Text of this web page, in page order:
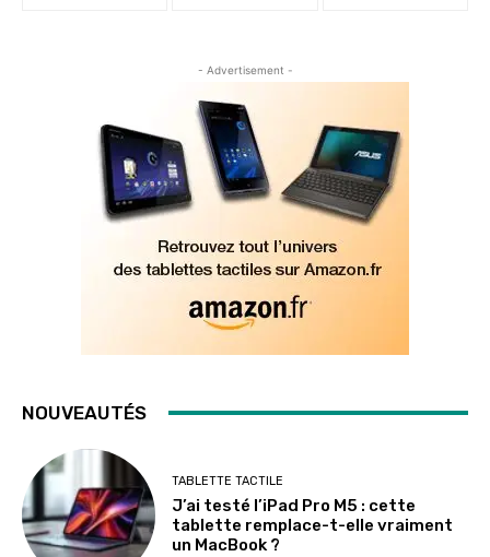
- Advertisement -
NOUVEAUTÉS
TABLETTE TACTILE
J’ai testé l’iPad Pro M5 : cette
tablette remplace-t-elle vraiment
un MacBook ?